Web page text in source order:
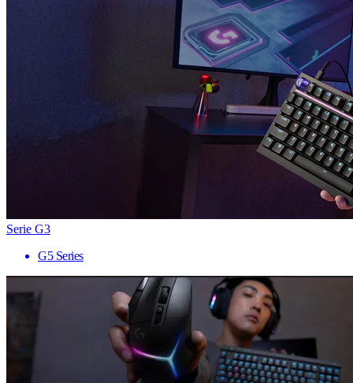
Serie G3
G5 Series